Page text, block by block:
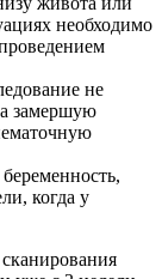
необходимо
не
замершую
когда у